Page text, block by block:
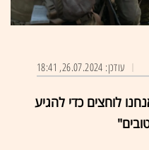
עודכן: 26.07.2024, 18:41
לוחצים כדי להגיע